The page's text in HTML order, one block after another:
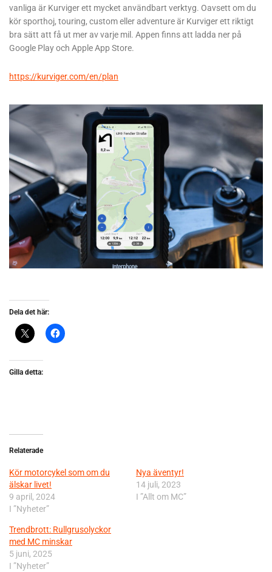
vanliga är Kurviger ett mycket användbart verktyg. Oavsett om du
kör sporthoj, touring, custom eller adventure är Kurviger ett riktigt
bra sätt att få ut mer av varje mil. Appen finns att ladda ner på
Google Play och Apple App Store.
https://kurviger.com/en/plan
Dela det här:
Gilla detta:
Relaterade
Kör motorcykel som om du
älskar livet!
9 april, 2024
I ”Nyheter”
Nya äventyr!
14 juli, 2023
I ”Allt om MC”
Trendbrott: Rullgrusolyckor
med MC minskar
5 juni, 2025
I ”Nyheter”